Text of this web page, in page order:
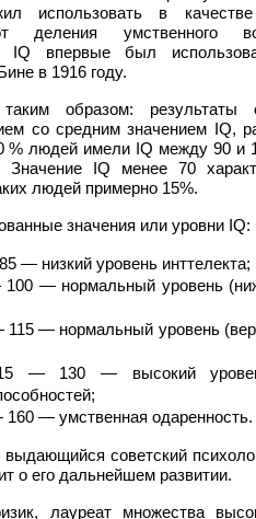
использовать в качестве
деления умственного
IQ впервые был
в 1916 году.
образом: результаты
со средним значением IQ,
% людей имели IQ между 90 и
IQ менее 70
людей примерно 15%.
значения или уровни IQ:
— низкий уровень инттелекта;
— нормальный уровень
115 — нормальный уровень
— 130 — высокий
— умственная одаренность.
cоветский
о его дальнейшем развитии.
лауреат множества